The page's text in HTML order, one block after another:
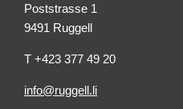
Poststrasse 1
9491 Ruggell
T +423 377 49 20
info@ruggell.li